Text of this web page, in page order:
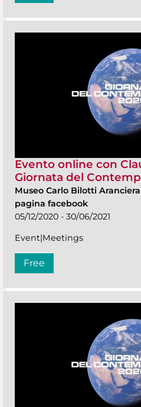
Evento online con
Giornata del
Museo Carlo Bilotti
pagina facebook
05/12/2020 - 30/06/2021
Event|Meetings
Free